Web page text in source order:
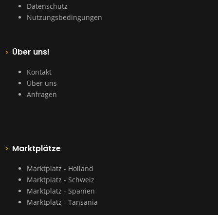
Datenschutz
Nutzungsbedingungen
Über uns!
Kontakt
Über uns
Anfragen
Marktplätze
Marktplatz - Holland
Marktplatz - Schweiz
Marktplatz - Spanien
Marktplatz - Tansania